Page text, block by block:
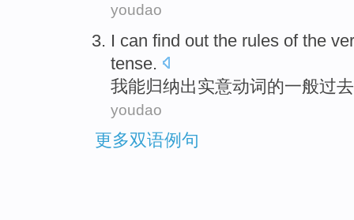
youdao
I can find out the rules ofthe
tense.
我能归纳出实意动词的一般过去
youdao
更多双语例句